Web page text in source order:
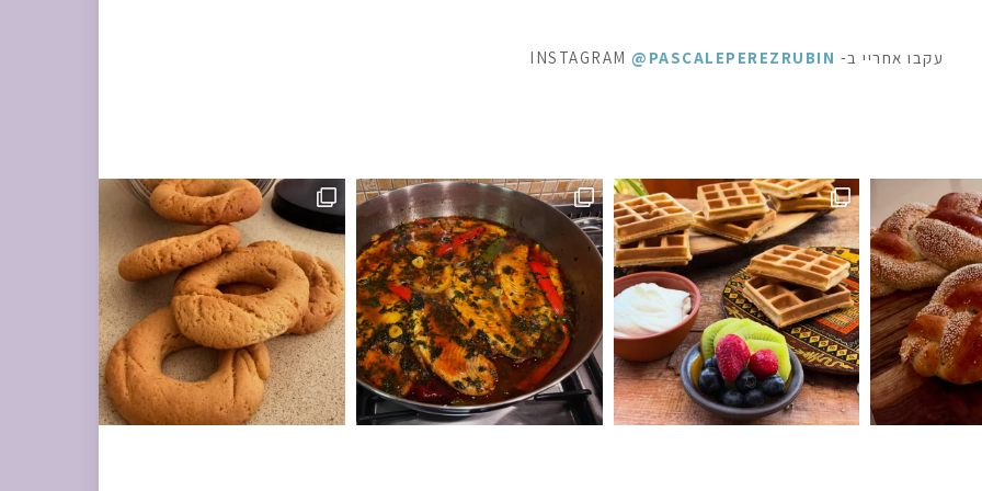
עקבו אחריי ב- INSTAGRAM @PASCALEPEREZRUBIN
שוקולד: ק
כל מילה מיותרת . סיר דגים עשיר בעשבי תיבו
אני תמיד מקפידה למלא את הצנצנות המונחות על השיש במ